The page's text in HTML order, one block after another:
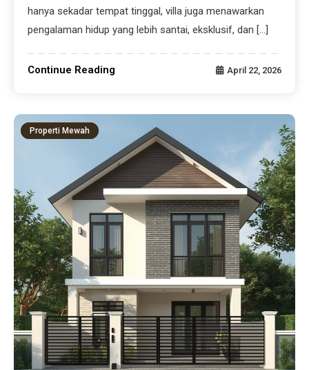
hanya sekadar tempat tinggal, villa juga menawarkan
pengalaman hidup yang lebih santai, eksklusif, dan […]
Continue Reading April 22, 2026
Properti Mewah